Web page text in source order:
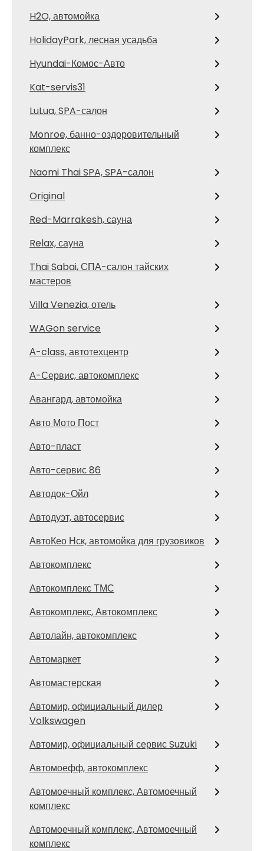
H2O, автомойка
HolidayPark, лесная усадьба
Hyundai-Комос-Авто
Kat-servis31
LuLua, SPA-салон
Monroe, банно-оздоровительный
комплекс
Naomi Thai SPA, SPA-салон
Original
Red-Marrakesh, сауна
Relax, сауна
Thai Sabai, СПА-салон тайских
мастеров
Villa Venezia, отель
WAGon service
А-class, автотехцентр
А-Сервис, автокомплекс
Авангард, автомойка
Авто Мото Пост
Авто-пласт
Авто-сервис 86
Автодок-Ойл
Автодуэт, автосервис
АвтоКео Нск, автомойка для грузовиков
Автокомплекс
Автокомплекс ТМС
Автокомплекс, Автокомплекс
Автолайн, автокомплекс
Автомаркет
Автомастерская
Автомир, официальный дилер
Volkswagen
Автомир, официальный сервис Suzuki
Автомоефф, автокомплекс
Автомоечный комплекс, Автомоечный
комплекс
Автомоечный комплекс, Автомоечный
комплекс